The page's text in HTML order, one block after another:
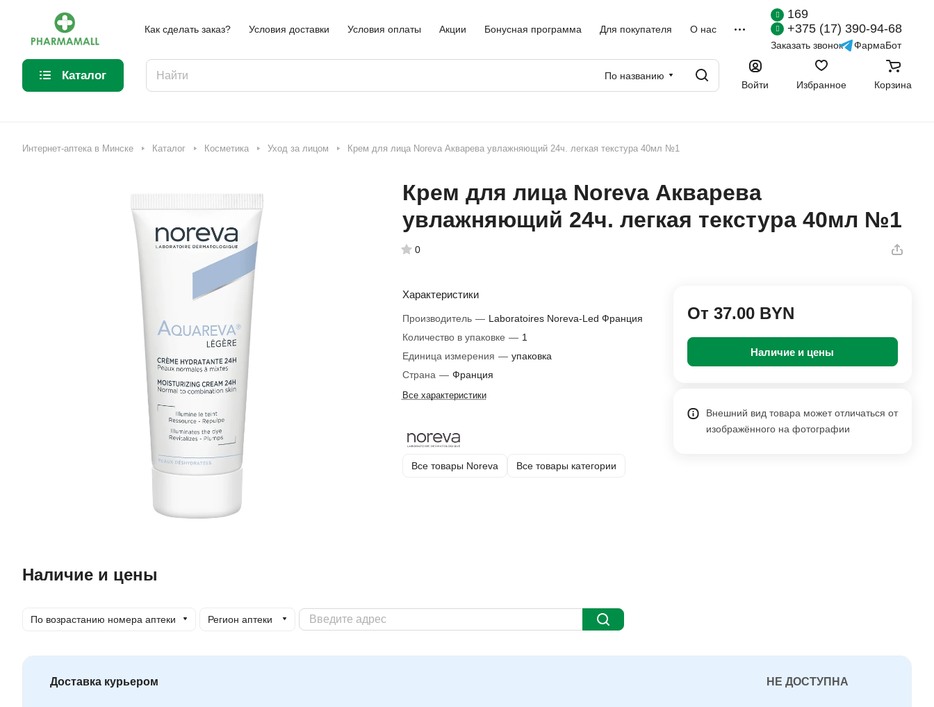
Как сделать заказ? Условия доставки Условия оплаты Акции Бонусная программа Для покупателя О нас
169
+375 (17) 390-94-68
Заказать звонок ФармаБот
Каталог
По названию
Войти
Избранное Корзина
Интернет-аптека в Минске Каталог Косметика Уход за лицом Крем для лица Noreva Акварева увлажняющий 24ч. легкая текстура 40мл №1
Крем для лица Noreva Акварева
увлажняющий 24ч. легкая текстура 40мл №1
0
Характеристики
Производитель — Laboratoires Noreva-Led Франция
Количество в упаковке — 1
Единица измерения — упаковка
Страна — Франция
Все характеристики
Все товары Noreva Все товары категории
От 37.00 BYN
Наличие и цены
Внешний вид товара может отличаться от
изображённого на фотографии
Наличие и цены
По возрастанию номера аптеки Регион аптеки
Доставка курьером НЕ ДОСТУПНА